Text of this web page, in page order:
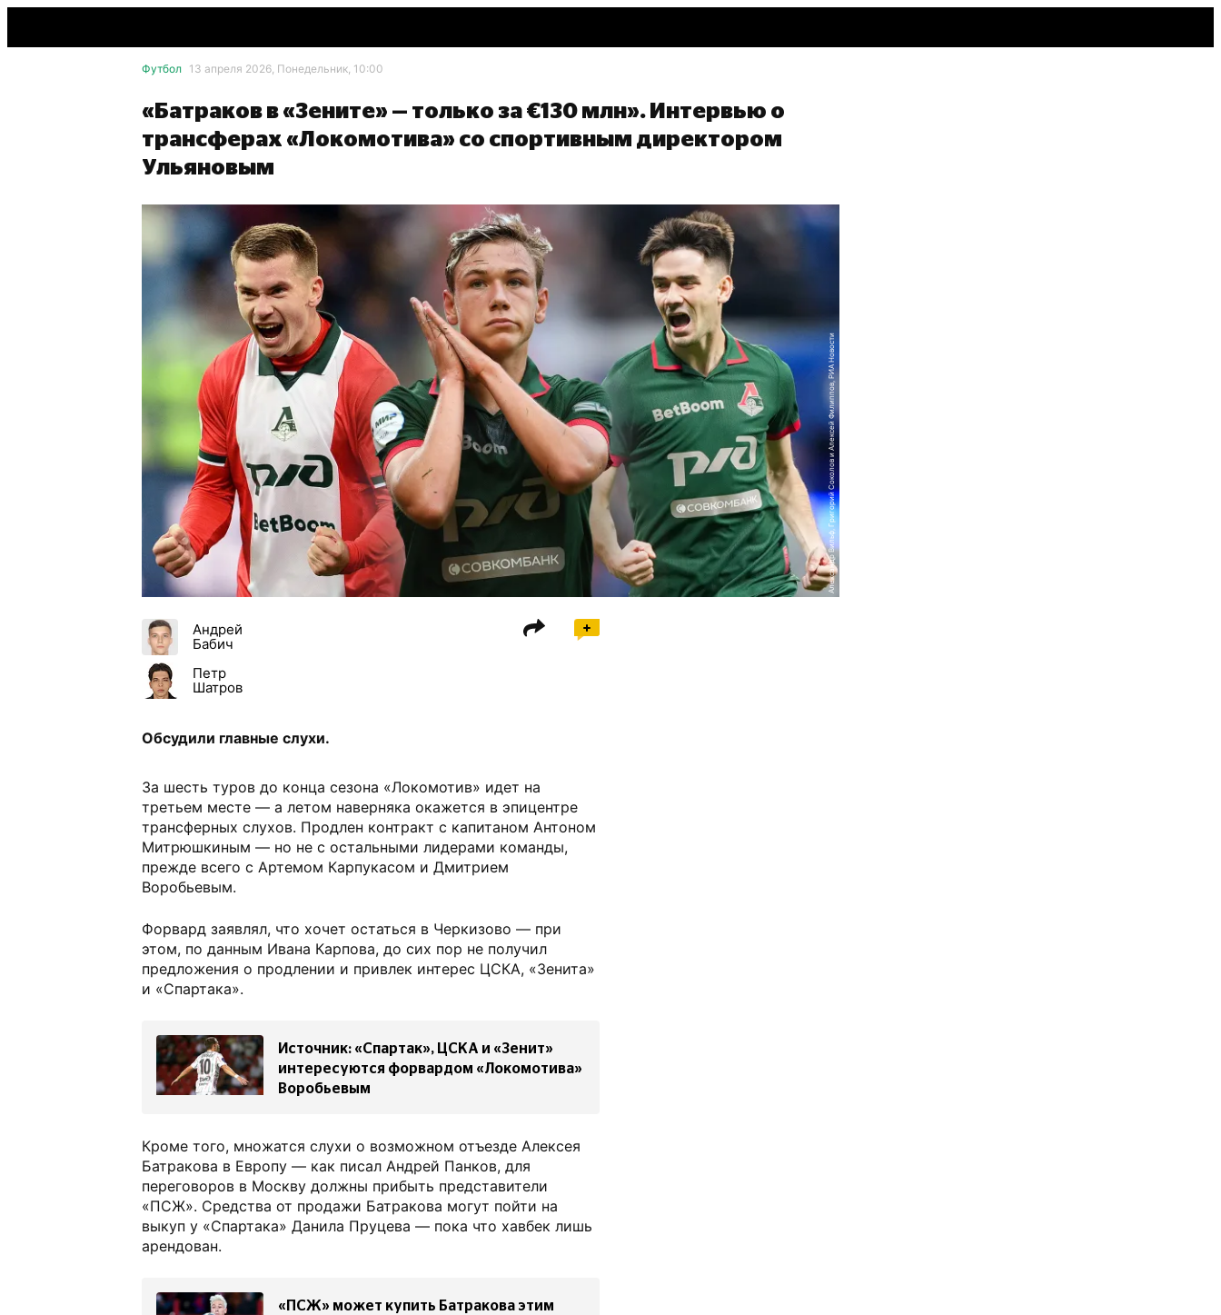
Футбол 13 апреля 2026, Понедельник, 10:00
«Батраков в «Зените» — только за €130 млн». Интервью о
трансферах «Локомотива» со спортивным директором
Ульяновым
Александр Вильф, Григорий Соколов и Алексей Филиппов, РИА Новости
Андрей
Бабич
Петр
Шатров
Обсудили главные слухи.
За шесть туров до конца сезона «Локомотив» идет на
третьем месте — а летом наверняка окажется в эпицентре
трансферных слухов. Продлен контракт с капитаном Антоном
Митрюшкиным — но не с остальными лидерами команды,
прежде всего с Артемом Карпукасом и Дмитрием
Воробьевым.
Форвард заявлял, что хочет остаться в Черкизово — при
этом, по данным Ивана Карпова, до сих пор не получил
предложения о продлении и привлек интерес ЦСКА, «Зенита»
и «Спартака».
Источник: «Спартак», ЦСКА и «Зенит»
интересуются форвардом «Локомотива»
Воробьевым
Кроме того, множатся слухи о возможном отъезде Алексея
Батракова в Европу — как писал Андрей Панков, для
переговоров в Москву должны прибыть представители
«ПСЖ». Средства от продажи Батракова могут пойти на
выкуп у «Спартака» Данила Пруцева — пока что хавбек лишь
арендован.
«ПСЖ» может купить Батракова этим